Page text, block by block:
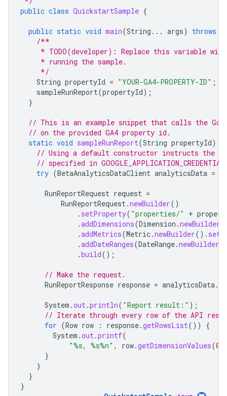
public class QuickstartSample {
public static void main(String ... args) throws
/**
* TODO(developer): Replace this variable
     * running the sample.
     */
String propertyId = "YOUR-GA4-PROPERTY-ID" ;
sampleRunReport(propertyId);
}
// This is an example snippet that calls the
// on the provided GA4 property id.
static void sampleRunReport(String propertyId)
// Using a default constructor instructs the
// specified in
try (BetaAnalyticsDataClient analyticsData =
RunReportRequest request =
RunReportRequest.newBuilder()
. setProperty( "properties/" +
.addDimensions(Dimension .newBuilder
.addMetrics(Metric.newBuilder().
.addDateRanges(DateRange.newBuilder
.build();
// Make the request.
RunReportResponse response = analyticsData.
System .out.println( "Report result:" );
// Iterate through every row of the API
for (Row row : response.getRowsList())
{
System .out.printf(
"%s, %s%n" , row.getDimensionValues(0
}
}
}
}